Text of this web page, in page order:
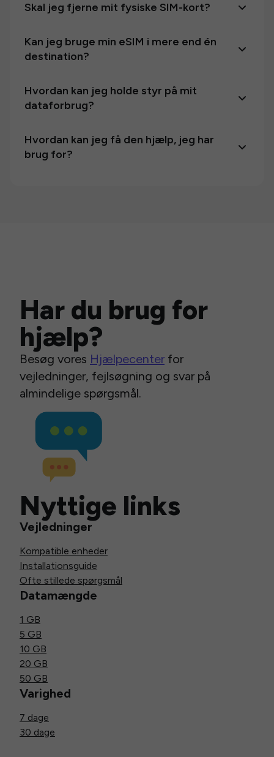
Skal jeg fjerne mit fysiske SIM-kort?
Kan jeg bruge min eSIM i mere end én
destination?
Hvordan kan jeg holde styr på mit
dataforbrug?
Hvordan kan jeg få den hjælp, jeg har
brug for?
Har du brug for
hjælp?
Besøg vores Hjælpecenter for
vejledninger, fejlsøgning og svar på
almindelige spørgsmål.
Nyttige links
Vejledninger
Kompatible enheder
Installationsguide
Ofte stillede spørgsmål
Datamængde
1 GB
5 GB
10 GB
20 GB
50 GB
Varighed
7 dage
30 dage